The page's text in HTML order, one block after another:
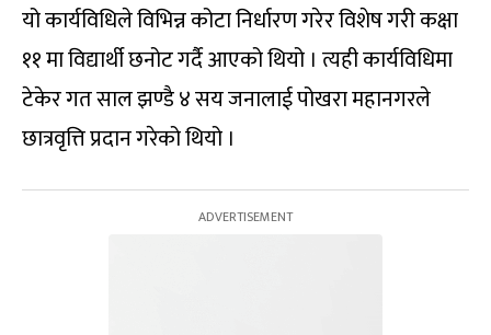
यो कार्यविधिले विभिन्न कोटा निर्धारण गरेर विशेष गरी कक्षा
११ मा विद्यार्थी छनोट गर्दै आएको थियो । त्यही कार्यविधिमा
टेकेर गत साल झण्डै ४ सय जनालाई पोखरा महानगरले
छात्रवृत्ति प्रदान गरेको थियो ।